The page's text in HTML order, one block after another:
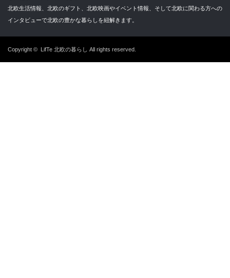
北欧生活情報、北欧のギフト、北欧映画やイベント情報、そして北欧に関わる方への
インタビューで北欧の豊かな暮らしを紐解きます。
Copyright © LifTe 北欧の暮らし All rights reserved.